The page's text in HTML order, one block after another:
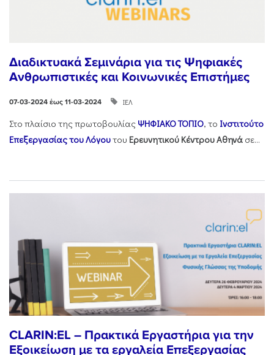
Διαδικτυακά Σεμινάρια για τις Ψηφιακές
Ανθρωπιστικές και Κοινωνικές Επιστήμες
07-03-2024 έως 11-03-2024 ΙΕΛ
Στο πλαίσιο της πρωτοβουλίας ΨΗΦΙΑΚΟ ΤΟΠΙΟ, το Ινστιτούτο
Επεξεργασίας του Λόγουτου Ερευνητικού Κέντρου Αθηνά σε...
CLARIN:EL – Πρακτικά Εργαστήρια για την
Εξοικείωση με τα εργαλεία Επεξεργασίας